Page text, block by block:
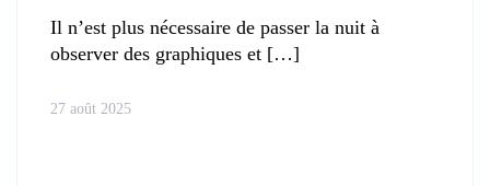
Il n’est plus nécessaire de passer la nuit à
observer des graphiques et
27 août 2025